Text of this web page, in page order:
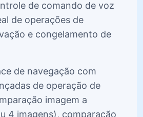
de comando de voz
de operações de
e congelamento de
de navegação com
de operação de
imagem a
4 imagens), comparação